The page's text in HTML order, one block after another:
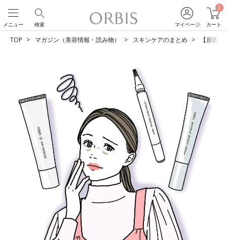
マイページ
0
カート
検索
メニュー
TOP マガジン（美容情報・読み物） スキンケアのまとめ 【原因